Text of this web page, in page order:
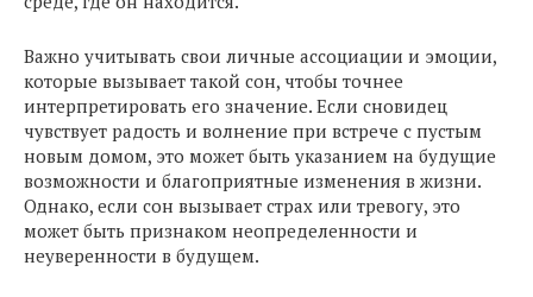
Важно учитывать свои личные ассоциации и эмоции,
которые вызывает такой сон, чтобы точнее
интерпретировать его значение. Если сновидец
чувствует радость и волнение при встрече с пустым
новым домом, это может быть указанием на будущие
возможности и благоприятные изменения в жизни.
Однако, если сон вызывает страх или тревогу, это
может быть признаком неопределенности и
неуверенности в будущем.